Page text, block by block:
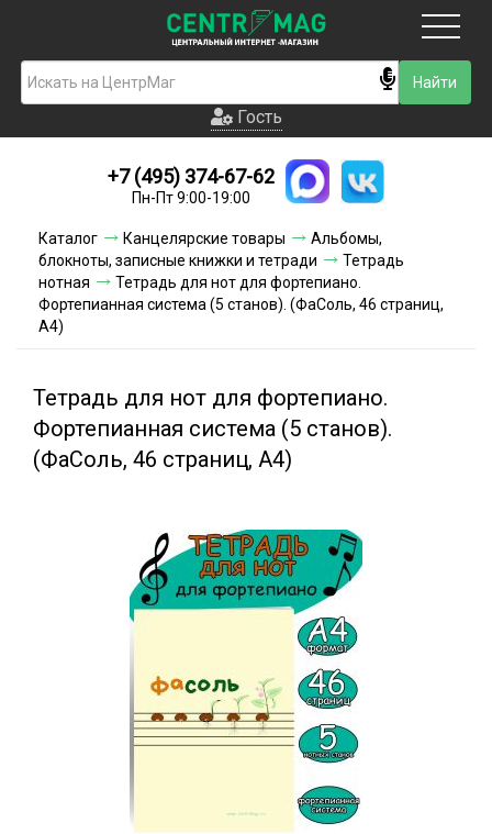
Гость
Новинки
Условия доставки
Условия оплаты
Гость
+7 (495) 374-67-62
Пн-Пт 9:00-19:00
Каталог Канцелярские товары
Альбомы,
блокноты, записные книжки и тетради
Тетрадь
нотная
Тетрадь для нот для фортепиано.
Фортепианная система (5 станов). (ФаСоль, 46 страниц,
А4)
Тетрадь для нот для фортепиано.
Фортепианная система (5 станов).
(ФаСоль, 46 страниц, А4)